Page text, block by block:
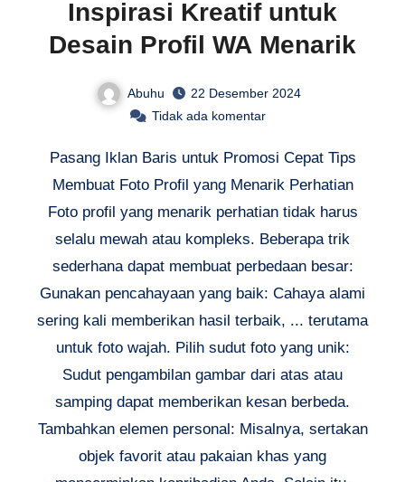
Inspirasi Kreatif untuk
Desain Profil WA Menarik
Abuhu
22 Desember 2024
Tidak ada komentar
Pasang Iklan Baris untuk Promosi Cepat Tips
Membuat Foto Profil yang Menarik Perhatian
Foto profil yang menarik perhatian tidak harus
selalu mewah atau kompleks. Beberapa trik
sederhana dapat membuat perbedaan besar:
Gunakan pencahayaan yang baik: Cahaya alami
sering kali memberikan hasil terbaik, ... terutama
untuk foto wajah. Pilih sudut foto yang unik:
Sudut pengambilan gambar dari atas atau
samping dapat memberikan kesan berbeda.
Tambahkan elemen personal: Misalnya, sertakan
objek favorit atau pakaian khas yang